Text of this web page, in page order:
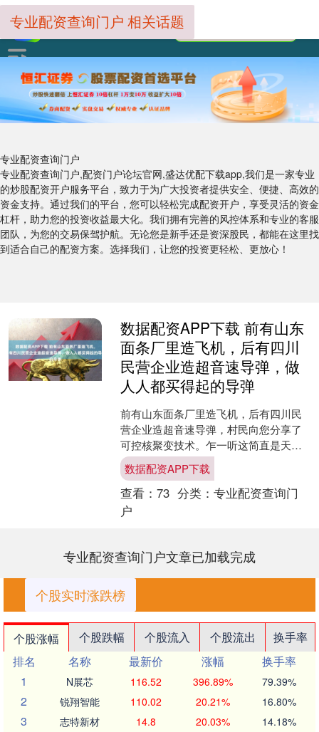
专业配资查询门户
专业配资查询门户,配资门户论坛官网,盛达优配下载app,我们是一家专业
的炒股配资开户服务平台，致力于为广大投资者提供安全、便捷、高效的
资金支持。通过我们的平台，您可以轻松完成配资开户，享受灵活的资金
杠杆，助力您的投资收益最大化。我们拥有完善的风控体系和专业的客服
团队，为您的交易保驾护航。无论您是新手还是资深股民，都能在这里找
到适合自己的配资方案。选择我们，让您的投资更轻松、更放心！
专业配资查询门户 相关话题
数据配资APP下载 前有山东
面条厂里造飞机，后有四川
民营企业造超音速导弹，做
人人都买得起的导弹
前有山东面条厂里造飞机，后有四川民
营企业造超音速导弹，村民向您分享了
可控核聚变技术。乍一听这简直是天方
夜谭，然而仔细思索这句玩笑话也许并
非毫无根据，说不定在未来....
数据配资APP下载
查看： 73 分类： 专业配资查询门
户
专业配资查询门户文章已加载完成
个股实时涨跌榜
个股涨幅 个股跌幅 个股流入 个股流出
换手率
排名
名称 最新价 涨幅
换手率
1
N展芯 116.52 396.89% 79.39%
2 锐翔智能 110.02 20.21% 16.80%
3 志特新材 14.8 20.03% 14.18%